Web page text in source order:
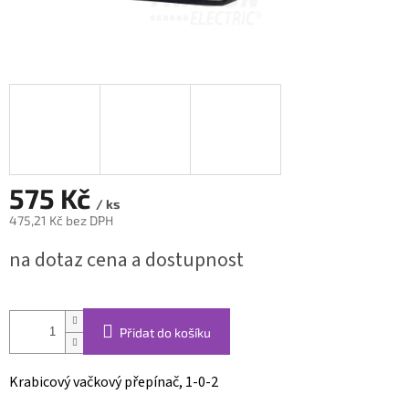
575 Kč / ks
475,21 Kč bez DPH
cena:
na dotaz cena a dostupnost
Přidat do košíku
Krabicový vačkový přepínač, 1-0-2